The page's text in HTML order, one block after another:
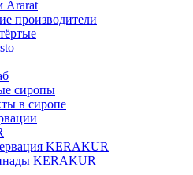
Ararat
производители
сиропы
в сиропе
KERAKUR
KERAKUR